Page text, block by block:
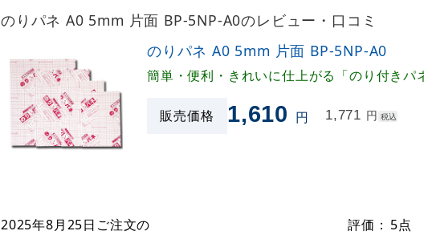
のりパネ A0 5mm 片面 BP-5NP-A0のレビュー・口コミ
のりパネ A0 5mm 片面 BP-5NP-A0
簡単・便利・きれいに仕上がる「のり付きパ
販売価格 1,610 円 1,771 円 税込
2025年8月25日 ご注文の
評価： 5点